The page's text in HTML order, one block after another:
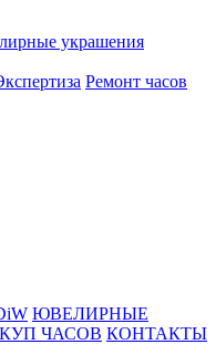
украшения
Ремонт часов
ЮВЕЛИРНЫЕ
ЧАСОВ КОНТАКТЫ